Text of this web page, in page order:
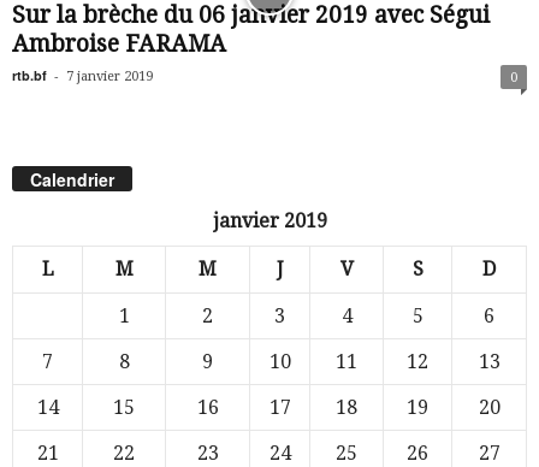
Sur la brèche du 06 janvier 2019 avec Ségui
Ambroise FARAMA
rtb.bf - 7 janvier 2019 0
Calendrier
janvier 2019
L M M J V S D
1 2 3 4 5
6
7
8 9 10 11 12
13
14
15 16 17 18 19
20
21
22 23 24 25 26
27